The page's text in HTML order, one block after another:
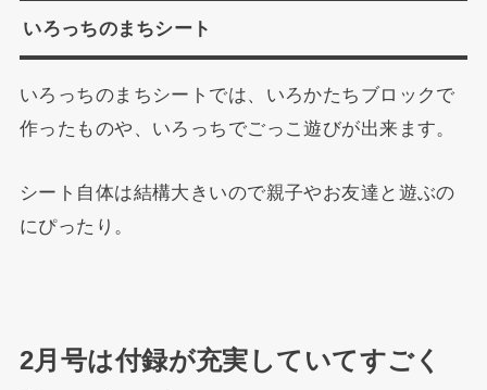
いろっちのまちシート
いろっちのまちシートでは、いろかたちブロックで
作ったものや、いろっちでごっこ遊びが出来ます。
シート自体は結構大きいので親子やお友達と遊ぶの
にぴったり。
2月号は付録が充実していてすごく